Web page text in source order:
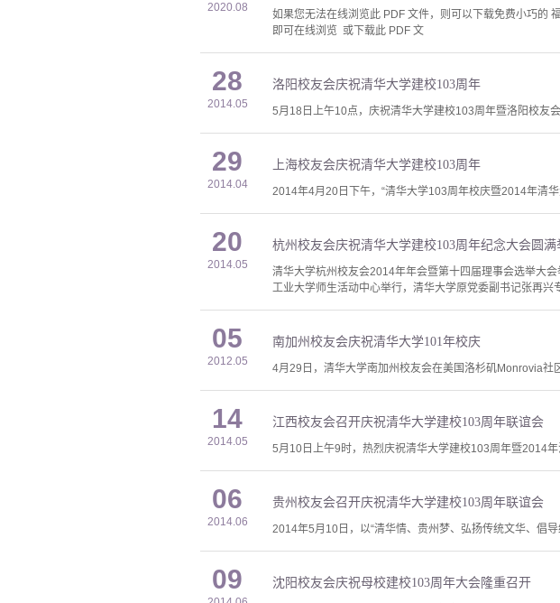
2020.08
如果您无法在线浏览此 PDF 文件，则可以下载免费小巧的
即可在线浏览 或下载此 PDF 文
28
2014.05
洛阳校友会庆祝清华大学建校103周年
5月18日上午10点，庆祝清华大学建校103周年暨洛阳校友
29
2014.04
上海校友会庆祝清华大学建校103周年
2014年4月20日下午，“清华大学103周年校庆暨2014年清
20
2014.05
杭州校友会庆祝清华大学建校103周年纪念大会圆满
清华大学杭州校友会2014年年会暨第十四届理事会选举大
工业大学师生活动中心举行，清华大学原党委副书记张再兴
05
2012.05
南加州校友会庆祝清华大学101年校庆
4月29日，清华大学南加州校友会在美国洛杉矶Monrovia社
14
2014.05
江西校友会召开庆祝清华大学建校103周年联谊会
5月10日上午9时，热烈庆祝清华大学建校103周年暨2014
06
2014.06
贵州校友会召开庆祝清华大学建校103周年联谊会
2014年5月10日，以“清华情、贵州梦、弘扬传统文华、倡
09 沈阳校友会庆祝母校建校103周年大会隆重召开